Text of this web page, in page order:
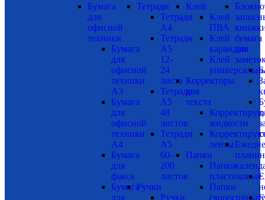
Бумага
для
офисной
техники
Бумага
для
офисной
техники
А3
Бумага
для
офисной
техники
А4
Бумага
для
факса
Бумага
для
Тетради
Тетради
А4
Тетради
А5
12-
24
листа
Тетради
А5
48
листов
Тетради
А5
60-
200
листов
Ручки
Ручки
Клей
Клей
ПВА
Клей
карандаш
Клей
Корректоры
для
текста
жидкости
ленты
Папки
Папки
пластиковые
Папки
бумага
для